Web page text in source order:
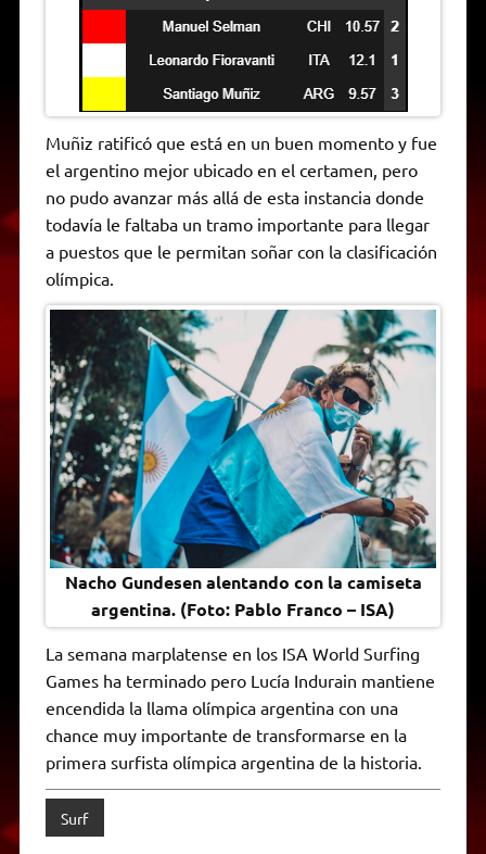
Muñiz ratificó que está en un buen momento y fue
el argentino mejor ubicado en el certamen, pero
no pudo avanzar más allá de esta instancia donde
todavía le faltaba un tramo importante para llegar
a puestos que le permitan soñar con la clasificación
olímpica.
Nacho Gundesen alentando con la camiseta
argentina. (Foto: Pablo Franco – ISA)
La semana marplatense en los ISA World Surfing
Games ha terminado pero Lucía Indurain mantiene
encendida la llama olímpica argentina con una
chance muy importante de transformarse en la
primera surfista olímpica argentina de la historia.
Surf